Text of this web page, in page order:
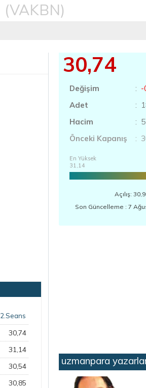
(VAKBN)
2.Seans
30,74
31,14
30,54
30,85
30,74
Değişim : -
Adet
:
Hacim
:
Önceki Kapanış
:
En Yüksek
31,14
Açılış:
Son Güncelleme : 7
uzmanpara